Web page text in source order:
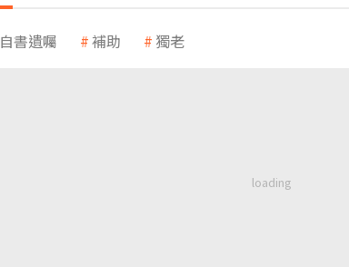
自書遺囑 補助 獨老